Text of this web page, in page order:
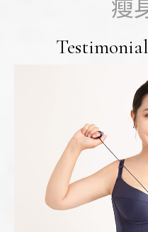
瘦